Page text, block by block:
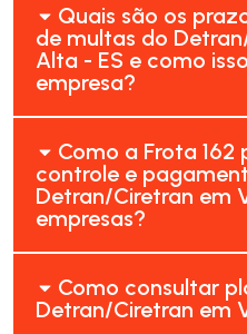
Quais são os
de multas do
Alta - ES e como
empresa?
Como a Frota 162
controle e
Detran/Ciretran em
empresas?
Como consultar
Detran/Ciretran em